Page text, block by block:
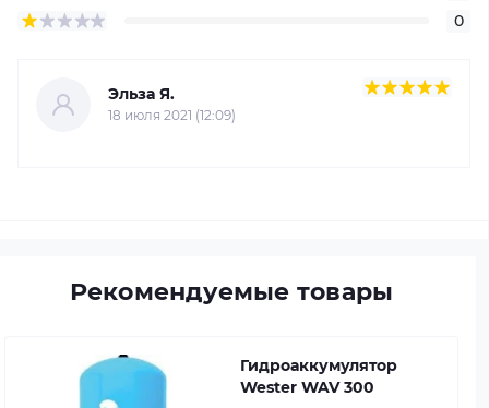
0
Эльза Я.
18 июля 2021 (12:09)
Рекомендуемые товары
Гидроаккумулятор
Wester WAV 300